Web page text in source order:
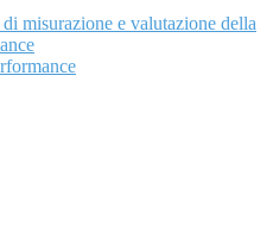
di misurazione e valutazione della